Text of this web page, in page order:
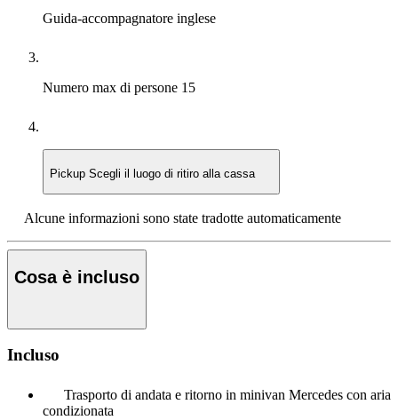
Guida-accompagnatore inglese
Numero max di persone 15
Pickup Scegli il luogo di ritiro alla cassa
Alcune informazioni sono state tradotte automaticamente
Cosa è incluso
Incluso
Trasporto di andata e ritorno in minivan Mercedes con aria
condizionata